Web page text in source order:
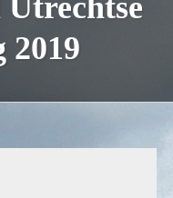
child
2019